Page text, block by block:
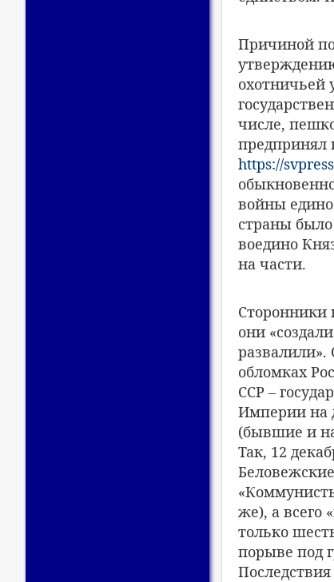
Причиной
охотничьей
числе,
предпринял
https://
войны
страны было
воедино
на части.
Сторонники
они
развалили».
обломках
ССР –
Империи на
(бывшие и
Так, 12
же), а всего
только
порыве под